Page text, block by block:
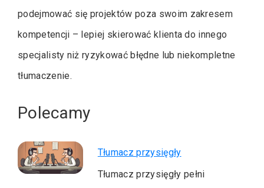
podejmować się projektów poza swoim zakresem
kompetencji – lepiej skierować klienta do innego
specjalisty niż ryzykować błędne lub niekompletne
tłumaczenie.
Polecamy
Tłumacz przysięgły
Tłumacz przysięgły pełni